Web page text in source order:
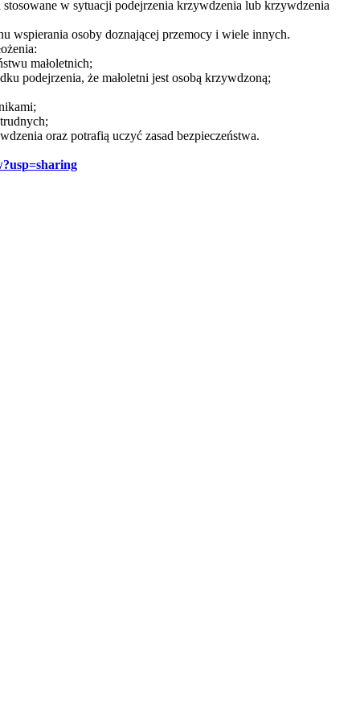
w sytuacji podejrzenia krzywdzenia lub krzywdzenia
wspierania osoby doznającej przemocy i wiele innych.
małoletnich;
podejrzenia, że małoletni jest osobą krzywdzoną;
oraz potrafią uczyć zasad bezpieczeństwa.